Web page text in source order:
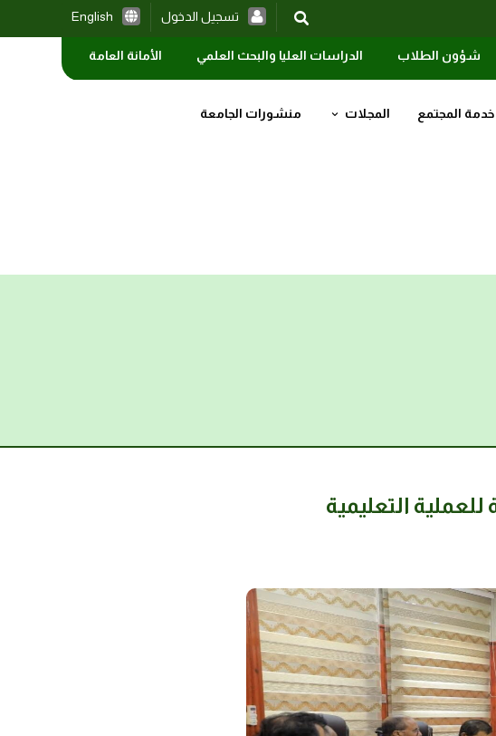
English تسجيل الدخول
شؤون الطلاب الدراسات العليا والبحث العلمي الأمانة العامة
خدمة المجتمع المجلات منشورات الجامعة
التعليمية